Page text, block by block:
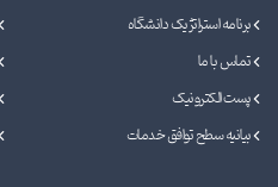
برنامه استراتژیک دانشگاه
تماس با ما
پست الکترونیک
بیانیه سطح توافق خدمات